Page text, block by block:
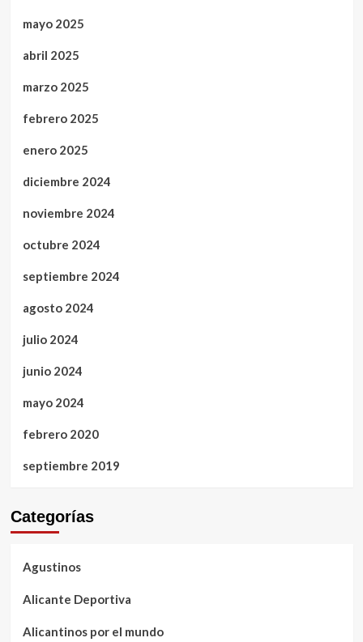
mayo 2025
abril 2025
marzo 2025
febrero 2025
enero 2025
diciembre 2024
noviembre 2024
octubre 2024
septiembre 2024
agosto 2024
julio 2024
junio 2024
mayo 2024
febrero 2020
septiembre 2019
Categorías
Agustinos
Alicante Deportiva
Alicantinos por el mundo